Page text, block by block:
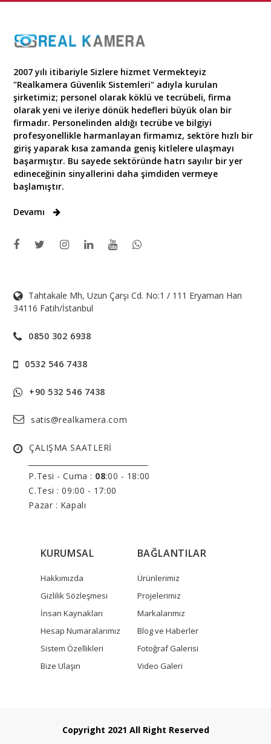
2007 yılı itibariyle Sizlere hizmet Vermekteyiz
"Realkamera Güvenlik Sistemleri" adıyla kurulan
şirketimiz; personel olarak köklü ve tecrübeli, firma
olarak yeni ve ileriye dönük hedefleri büyük olan bir
firmadır. Personelinden aldığı tecrübe ve bilgiyi
profesyonellikle harmanlayan firmamız, sektöre hızlı bir
giriş yaparak kısa zamanda geniş kitlelere ulaşmayı
başarmıştır. Bu sayede sektöründe hatrı sayılır bir yer
edineceğinin sinyallerini daha şimdiden vermeye
başlamıştır.
Devamı
Tahtakale Mh, Uzun Çarşı Cd. No:1 / 111 Eryaman Han
34116 Fatih/İstanbul
0850 302 6938
0532 546 7438
+90 532 546 7438
satis@realkamera.com
ÇALIŞMA SAATLERİ
P.Tesi - Cuma : 08:00 - 18:00
C.Tesi : 09:00 - 17:00
Pazar : Kapalı
KURUMSAL
Hakkımızda
Gizlilik Sözleşmesi
İnsan Kaynakları
Hesap Numaralarımız
Sistem Özellikleri
Bize Ulaşın
BAĞLANTILAR
Ürünlerimiz
Projelerimiz
Markalarımız
Blog ve Haberler
Fotoğraf Galerisi
Video Galeri
Copyright 2021 All Right Reserved